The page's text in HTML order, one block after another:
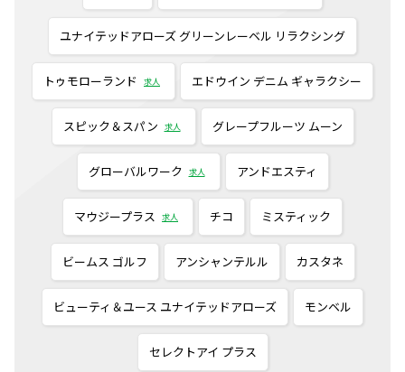
ユナイテッドアローズ グリーンレーベル リラクシング
トゥモローランド 求人 エドウイン デニム ギャラクシー
スピック＆スパン 求人 グレープフルーツ ムーン
グローバルワーク 求人 アンドエスティ
マウジープラス 求人 チコ ミスティック
ビームス ゴルフ アンシャンテルル カスタネ
ビューティ＆ユース ユナイテッドアローズ モンベル
セレクトアイ プラス